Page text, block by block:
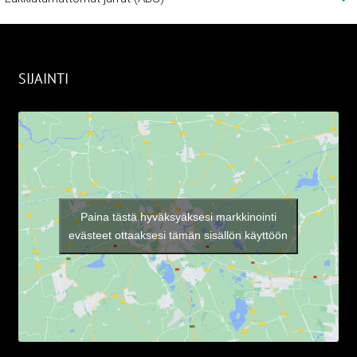
SIJAINTI
Paina tästä hyväksyäksesi markkinointi
evästeet ottaaksesi tämän sisällön käyttöön